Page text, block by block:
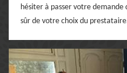
hésiter à passer votre demande
sûr de votre choix du